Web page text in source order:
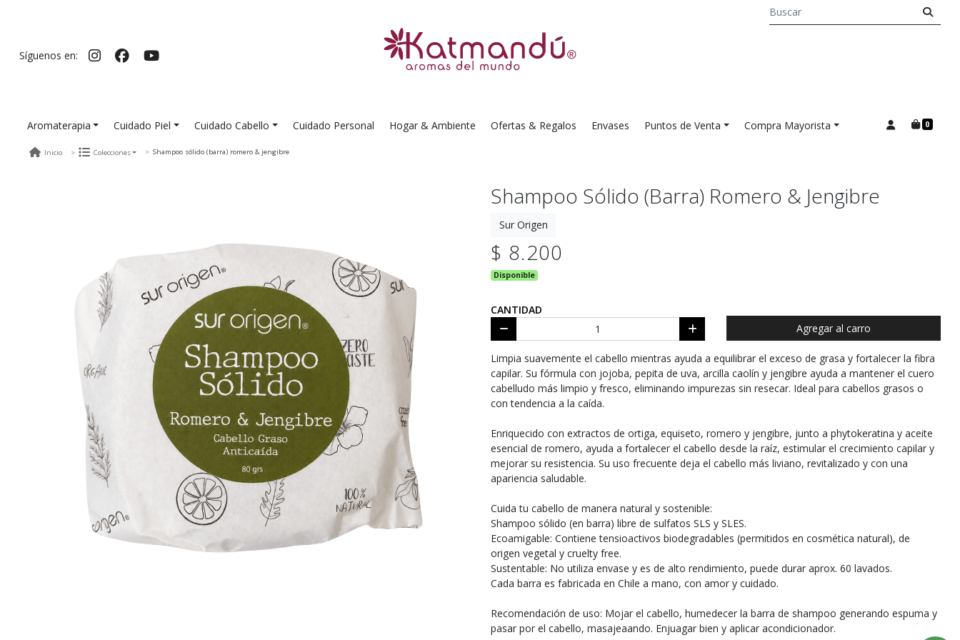
Síguenos en:
Aromaterapia Cuidado Piel Cuidado Cabello Cuidado Personal Hogar & Ambiente Ofertas & Regalos Envases Puntos de Venta Compra Mayorista 0
Inicio Colecciones Shampoo sólido (barra) romero & jengibre
Shampoo Sólido (barra) Romero & Jengibre
Sur Origen
$ 8.200
Disponible
CANTIDAD
Agregar al carro
Limpia suavemente el cabello mientras ayuda a equilibrar el exceso de grasa y fortalecer la fibra
capilar. Su fórmula con jojoba, pepita de uva, arcilla caolín y jengibre ayuda a mantener el cuero
cabelludo más limpio y fresco, eliminando impurezas sin resecar. Ideal para cabellos grasos o
con tendencia a la caída.
Enriquecido con extractos de ortiga, equiseto, romero y jengibre, junto a phytokeratina y aceite
esencial de romero, ayuda a fortalecer el cabello desde la raíz, estimular el crecimiento capilar y
mejorar su resistencia. Su uso frecuente deja el cabello más liviano, revitalizado y con una
apariencia saludable.
Cuida tu cabello de manera natural y sostenible:
Shampoo sólido (en barra) libre de sulfatos SLS y SLES.
Ecoamigable: Contiene tensioactivos biodegradables (permitidos en cosmética natural), de
origen vegetal y cruelty free.
Sustentable: No utiliza envase y es de alto rendimiento, puede durar aprox. 60 lavados.
Cada barra es fabricada en Chile a mano, con amor y cuidado.
Recomendación de uso: Mojar el cabello, humedecer la barra de shampoo generando espuma y
pasar por el cabello, masajeaando. Enjuagar bien y aplicar acondicionador.